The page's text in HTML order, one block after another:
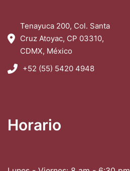
Tenayuca 200, Col. Santa
Cruz Atoyac, CP 03310,
CDMX, México
+52 (55) 5420 4948
Horario